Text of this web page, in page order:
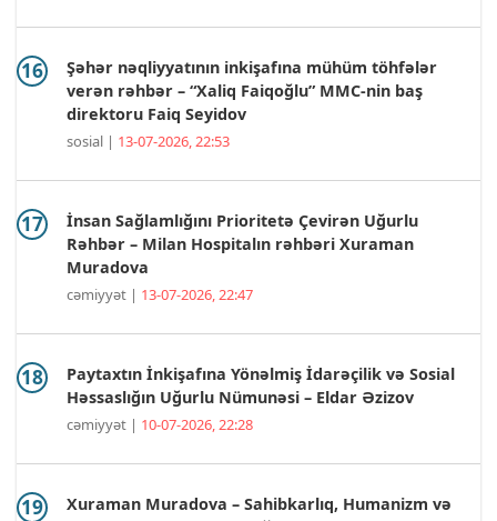
Şəhər nəqliyyatının inkişafına mühüm töhfələr
verən rəhbər – “Xaliq Faiqoğlu” MMC-nin baş
direktoru Faiq Seyidov
sosial | 13-07-2026, 22:53
İnsan Sağlamlığını Prioritetə Çevirən Uğurlu
Rəhbər – Milan Hospitalın rəhbəri Xuraman
Muradova
cəmiyyət | 13-07-2026, 22:47
Paytaxtın İnkişafına Yönəlmiş İdarəçilik və Sosial
Həssaslığın Uğurlu Nümunəsi – Eldar Əzizov
cəmiyyət | 10-07-2026, 22:28
Xuraman Muradova – Sahibkarlıq, Humanizm və